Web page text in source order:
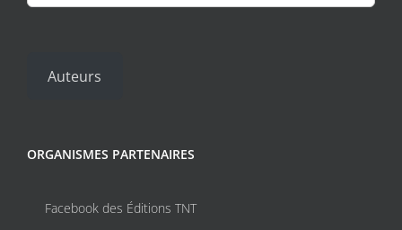
Auteurs
ORGANISMES PARTENAIRES
Facebook des Éditions TNT